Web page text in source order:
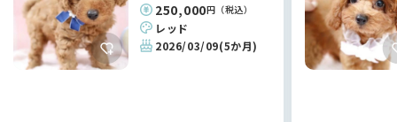
【BreederFamiliesへ】
ブリーダーさん探しにあたって、大手サイトや個人のHPもたく
さん見ましたが、正直どこを信頼していいのか判断がつきませ
んでした。そんな中で検索して見つけたのがBreederFamilies
250,000円（税込）
レッド
2026/03/09(5か月)